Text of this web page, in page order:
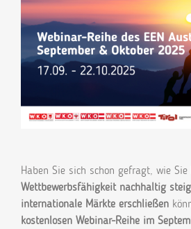
Haben Sie sich schon gefragt, wie Sie
Wettbewerbsfähigkeit nachhaltig
internationale Märkte erschließen
kostenlosen Webinar-Reihe im